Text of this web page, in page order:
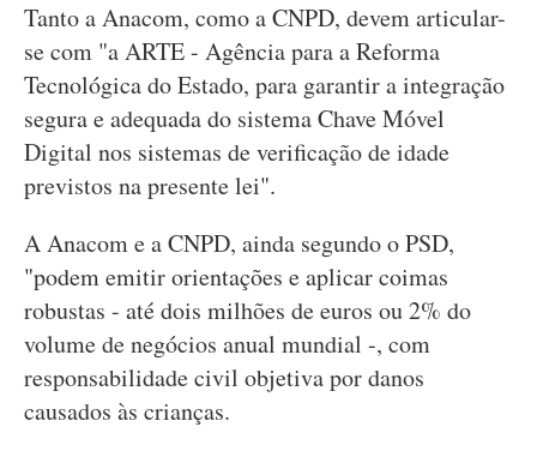
Tanto a Anacom, como a CNPD, devem articular-
se com "a ARTE - Agência para a Reforma
Tecnológica do Estado, para garantir a integração
segura e adequada do sistema Chave Móvel
Digital nos sistemas de verificação de idade
previstos na presente lei".
A Anacom e a CNPD, ainda segundo o PSD,
"podem emitir orientações e aplicar coimas
robustas - até dois milhões de euros ou 2% do
volume de negócios anual mundial -, com
responsabilidade civil objetiva por danos
causados às crianças.